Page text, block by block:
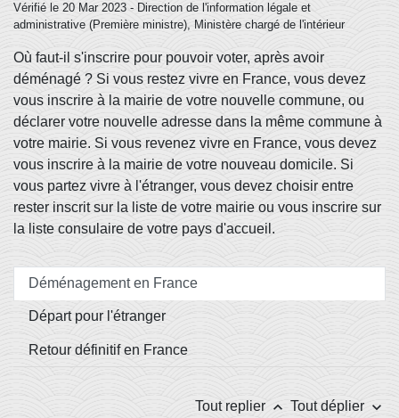
Vérifié le 20 Mar 2023 - Direction de l'information légale et
administrative (Première ministre), Ministère chargé de l'intérieur
Où faut-il s'inscrire pour pouvoir voter, après avoir
déménagé ? Si vous restez vivre en France, vous devez
vous inscrire à la mairie de votre nouvelle commune, ou
déclarer votre nouvelle adresse dans la même commune à
votre mairie. Si vous revenez vivre en France, vous devez
vous inscrire à la mairie de votre nouveau domicile. Si
vous partez vivre à l'étranger, vous devez choisir entre
rester inscrit sur la liste de votre mairie ou vous inscrire sur
la liste consulaire de votre pays d'accueil.
Déménagement en France
Départ pour l'étranger
Retour définitif en France
Tout replier keyboard_arrow_up Tout déplier keyboard_arrow_down